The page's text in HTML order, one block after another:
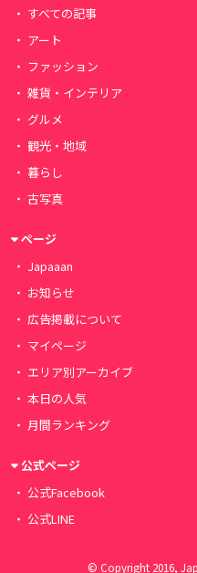
すべての記事
アート
ファッション
雑貨・インテリア
グルメ
観光・地域
暮らし
古写真
ページ
Japaaan
お知らせ
広告掲載について
マイページ
エリア別アーカイブ
本日の人気
月間ランキング
公式ページ
公式Facebook
公式LINE
© Copyright 2016,